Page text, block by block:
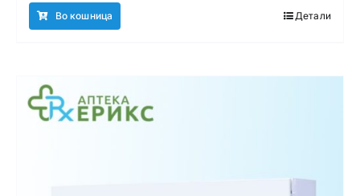
Во кошница Детали